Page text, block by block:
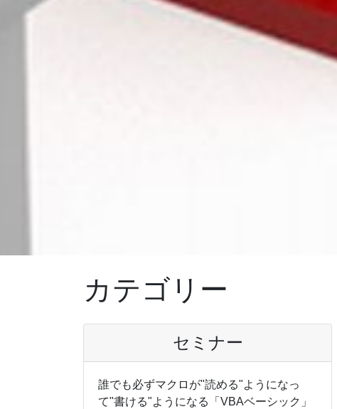
カテゴリー
セミナー
誰でも必ずマクロが"読める"ようになっ
て"書ける"ようになる「VBAベーシック」